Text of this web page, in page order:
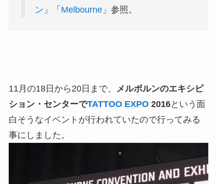
ン 」「 Melbourne」参照。
11月の18日から20日まで、
メルボルンのエキシビ
ション・センターでTATTOO EXPO2016という面
白そうなイベントが行われていたので行ってみる
事にしました。